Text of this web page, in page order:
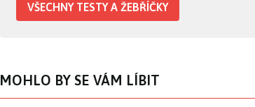
VŠECHNY TESTY A ŽEBŘÍČKY
MOHLO BY SE VÁM LÍBIT